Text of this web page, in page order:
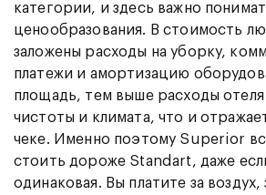
категории, и здесь важно
ценообразования. В стоимость
заложены расходы на уборку,
платежи и амортизацию
площадь, тем выше расходы
чистоты и климата, что и
чеке. Именно поэтому Superior
стоить дороже Standart, даже
одинаковая. Вы платите за воздух,